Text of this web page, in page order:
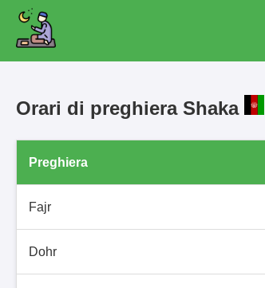
Orari di preghiera Shaka
Preghiera
Fajr
Dohr